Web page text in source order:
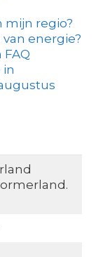
mijn regio?
energie?
in